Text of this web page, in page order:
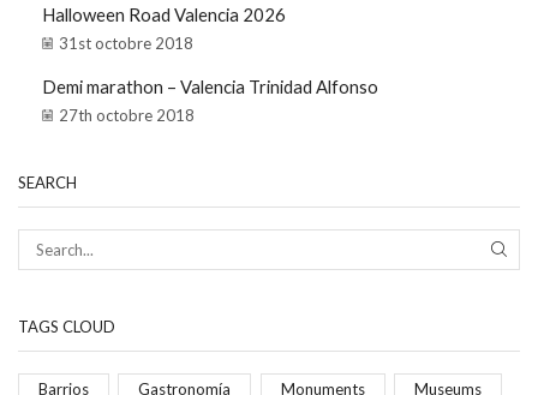
Halloween Road Valencia 2026
31st octobre 2018
Demi marathon – Valencia Trinidad Alfonso
27th octobre 2018
SEARCH
TAGS CLOUD
Barrios Gastronomía Monuments Museums